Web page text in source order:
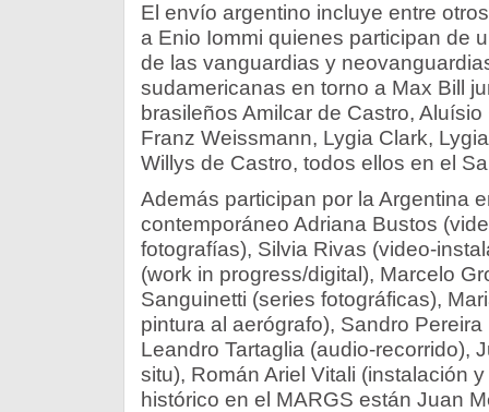
El envío argentino incluye entre
a Enio Iommi quienes participan de
de las vanguardias y
sudamericanas en torno a Max Bill
brasileños Amilcar de Castro,
Franz Weissmann, Lygia Clark,
Willys de Castro, todos ellos en el
Además participan por la Argentina
contemporáneo Adriana Bustos
fotografías), Silvia Rivas (video-
(work in progress/digital), Marcelo
Sanguinetti (series fotográficas),
pintura al aerógrafo), Sandro
Leandro Tartaglia (audio-recorrido),
situ), Román Ariel Vitali (instalación
histórico en el MARGS están Juan